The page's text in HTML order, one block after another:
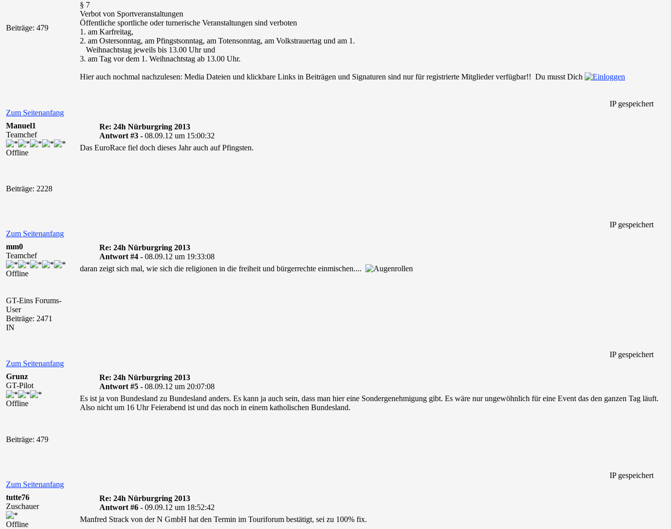
Beiträge: 479
§ 7
Verbot von Sportveranstaltungen
Öffentliche sportliche oder turnerische Veranstaltungen sind verboten
1. am Karfreitag,
2. am Ostersonntag, am Pfingstsonntag, am Totensonntag, am Volkstrauertag und am 1.
Weihnachtstag jeweils bis 13.00 Uhr und
3. am Tag vor dem 1. Weihnachtstag ab 13.00 Uhr.
Hier auch nochmal nachzulesen: Media Dateien und klickbare Links in Beiträgen und Signaturen sind nur für registrierte Mitglieder verfügbar!! Du musst Dich
Zum Seitenanfang
IP gespeichert
Manuel1
Teamchef
Offline
Beiträge: 2228
Re: 24h Nürburgring 2013
Antwort #3 - 08.09.12 um 15:00:32
Das EuroRace fiel doch dieses Jahr auch auf Pfingsten.
Zum Seitenanfang
IP gespeichert
mm0
Teamchef
Offline
GT-Eins Forums-
User
Beiträge: 2471
IN
Re: 24h Nürburgring 2013
Antwort #4 - 08.09.12 um 19:33:08
daran zeigt sich mal, wie sich die religionen in die freiheit und bürgerrechte einmischen....
Zum Seitenanfang
IP gespeichert
Grunz
GT-Pilot
Offline
Beiträge: 479
Re: 24h Nürburgring 2013
Antwort #5 - 08.09.12 um 20:07:08
Es ist ja von Bundesland zu Bundesland anders. Es kann ja auch sein, dass man hier eine Sondergenehmigung gibt. Es wäre nur ungewöhnlich für eine Event das den ganzen Tag läuft.
Also nicht um 16 Uhr Feierabend ist und das noch in einem katholischen Bundesland.
Zum Seitenanfang
IP gespeichert
tutte76
Zuschauer
Offline
Re: 24h Nürburgring 2013
Antwort #6 - 09.09.12 um 18:52:42
Manfred Strack von der N GmbH hat den Termin im Touriforum bestätigt, sei zu 100% fix.